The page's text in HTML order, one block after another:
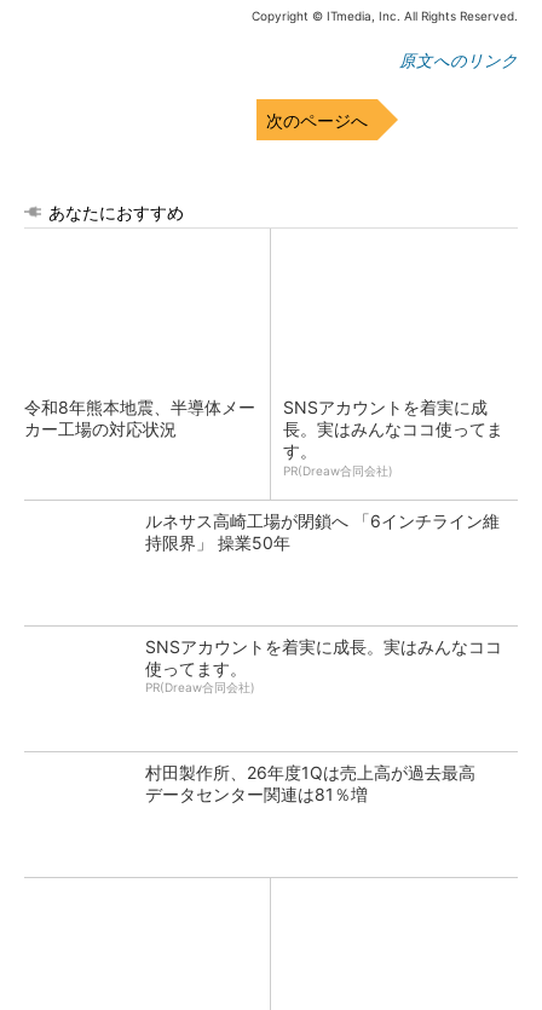
Copyright © ITmedia, Inc. All Rights Reserved.
原文へのリンク
次のページへ
あなたにおすすめ
令和8年熊本地震、半導体メー
カー工場の対応状況
SNSアカウントを着実に成
長。実はみんなココ使ってま
す。
PR(Dreaw合同会社)
ルネサス高崎工場が閉鎖へ 「6インチライン維
持限界」 操業50年
SNSアカウントを着実に成長。実はみんなココ
使ってます。
PR(Dreaw合同会社)
村田製作所、26年度1Qは売上高が過去最高
データセンター関連は81％増